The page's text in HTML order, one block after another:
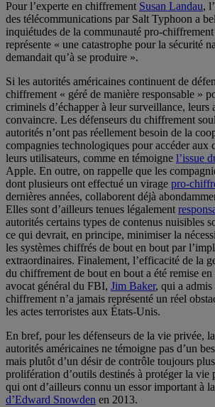
Pour l’experte en chiffrement Susan Landau,
des télécommunications par Salt Typhoon a
inquiétudes de la communauté pro-
représente « une catastrophe pour la sécurité
demandait qu’à se produire ».
Si les autorités américaines continuent de
chiffrement « géré de manière responsable »
criminels d’échapper à leur surveillance, leurs
convaincre. Les défenseurs du chiffrement
autorités n’ont pas réellement besoin de la
compagnies technologiques pour accéder aux
leurs utilisateurs, comme en témoigne l’issue
Apple. En outre, on rappelle que les
dont plusieurs ont effectué un virage pro-
dernières années, collaborent déjà
Elles sont d’ailleurs tenues légalement
autorités certains types de contenus nuisibles
ce qui devrait, en principe, minimiser la
les systèmes chiffrés de bout en bout par
extraordinaires. Finalement, l’efficacité de la
du chiffrement de bout en bout a été remise
avocat général du FBI, Jim Baker, qui a
chiffrement n’a jamais représenté un réel
les actes terroristes aux États-Unis.
En bref, pour les défenseurs de la vie privée,
autorités américaines ne témoigne pas d’un
mais plutôt d’un désir de contrôle toujours
prolifération d’outils destinés à protéger la vie
qui ont d’ailleurs connu un essor important à
d’Edward Snowden en 2013.